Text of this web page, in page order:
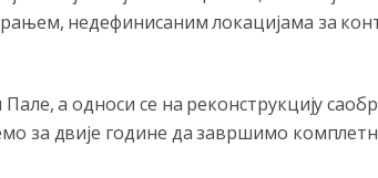
недефинисаним локацијама за
а односи се на реконструкцију
за двије године да завршимо